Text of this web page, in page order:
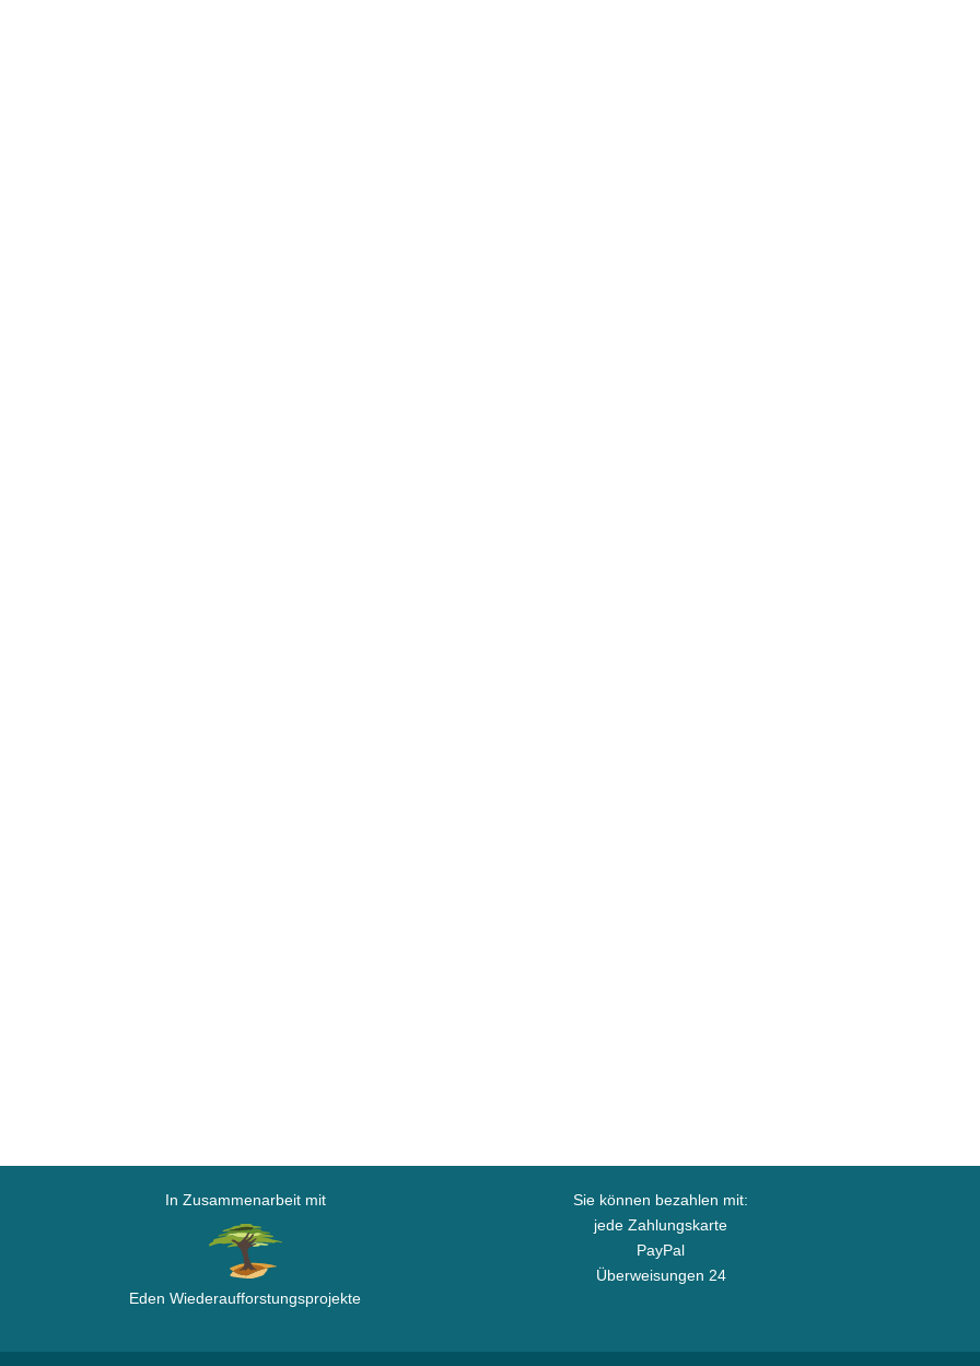
In Zusammenarbeit mit
Eden Wiederaufforstungsprojekte
Sie können bezahlen mit:
jede Zahlungskarte
PayPal
Überweisungen 24